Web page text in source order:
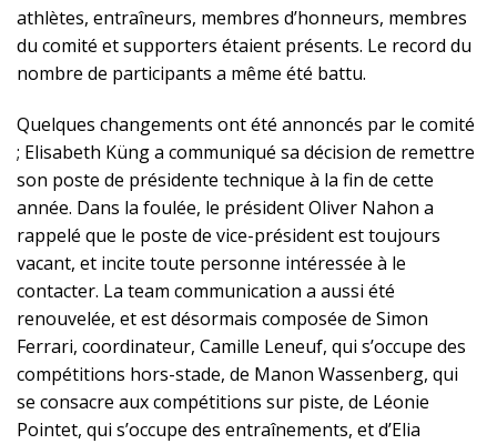
athlètes, entraîneurs, membres d’honneurs, membres
du comité et supporters étaient présents. Le record du
nombre de participants a même été battu.
Quelques changements ont été annoncés par le comité
; Elisabeth Küng a communiqué sa décision de remettre
son poste de présidente technique à la fin de cette
année. Dans la foulée, le président Oliver Nahon a
rappelé que le poste de vice-président est toujours
vacant, et incite toute personne intéressée à le
contacter. La team communication a aussi été
renouvelée, et est désormais composée de Simon
Ferrari, coordinateur, Camille Leneuf, qui s’occupe des
compétitions hors-stade, de Manon Wassenberg, qui
se consacre aux compétitions sur piste, de Léonie
Pointet, qui s’occupe des entraînements, et d’Elia